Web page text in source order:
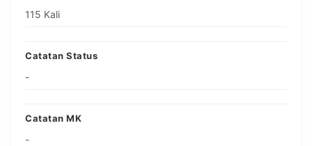
115 Kali
Catatan Status
-
Catatan MK
-